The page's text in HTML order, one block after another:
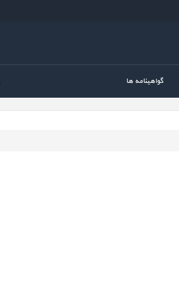
گواهینامه ها